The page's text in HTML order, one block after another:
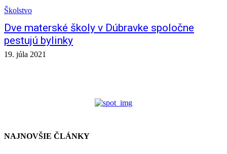
Školstvo
Dve materské školy v Dúbravke spoločne
pestujú bylinky
19. júla 2021
NAJNOVŠIE ČLÁNKY